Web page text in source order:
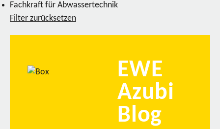
Fachkraft für Abwassertechnik
Filter zurücksetzen
EWE
Azubi
Blog